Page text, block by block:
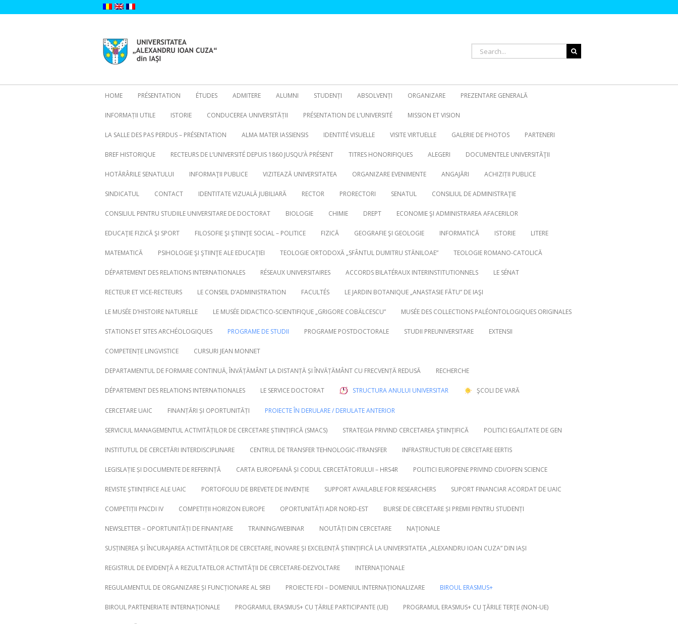
to
Search
for:
Search
HOME PRÉSENTATION ÉTUDES ADMITERE ALUMNI STUDENȚI ABSOLVENȚI ORGANIZARE PREZENTARE GENERALĂ
INFORMAȚII UTILE ISTORIE CONDUCEREA UNIVERSITĂȚII PRÉSENTATION DE L’UNIVERSITÉ MISSION ET VISION
LA SALLE DES PAS PERDUS – PRÉSENTATION ALMA MATER IASSIENSIS IDENTITÉ VISUELLE VISITE VIRTUELLE GALERIE DE PHOTOS PARTENERI
BREF HISTORIQUE RECTEURS DE L’UNIVERSITÉ DEPUIS 1860 JUSQU’À PRÉSENT TITRES HONORIFIQUES ALEGERI DOCUMENTELE UNIVERSITĂŢII
HOTĂRÂRILE SENATULUI INFORMAŢII PUBLICE VIZITEAZĂ UNIVERSITATEA ORGANIZARE EVENIMENTE ANGAJĂRI ACHIZIȚII PUBLICE
SINDICATUL CONTACT IDENTITATE VIZUALĂ JUBILIARĂ RECTOR PRORECTORI SENATUL CONSILIUL DE ADMINISTRAŢIE
CONSILIUL PENTRU STUDIILE UNIVERSITARE DE DOCTORAT BIOLOGIE CHIMIE DREPT ECONOMIE ŞI ADMINISTRAREA AFACERILOR
EDUCAŢIE FIZICĂ ŞI SPORT FILOSOFIE ŞI ŞTIINŢE SOCIAL – POLITICE FIZICĂ GEOGRAFIE ŞI GEOLOGIE INFORMATICĂ ISTORIE LITERE
MATEMATICĂ PSIHOLOGIE ŞI ŞTIINŢE ALE EDUCAŢIEI TEOLOGIE ORTODOXĂ „SFÂNTUL DUMITRU STĂNILOAE” TEOLOGIE ROMANO-CATOLICĂ
DÉPARTEMENT DES RELATIONS INTERNATIONALES RÉSEAUX UNIVERSITAIRES ACCORDS BILATÉRAUX INTERINSTITUTIONNELS LE SÉNAT
RECTEUR ET VICE-RECTEURS LE CONSEIL D’ADMINISTRATION FACULTÉS LE JARDIN BOTANIQUE „ANASTASIE FĂTU” DE IAŞI
LE MUSÉE D’HISTOIRE NATURELLE LE MUSÉE DIDACTICO-SCIENTIFIQUE „GRIGORE COBĂLCESCU” MUSÉE DES COLLECTIONS PALÉONTOLOGIQUES ORIGINALES
STATIONS ET SITES ARCHÉOLOGIQUES PROGRAME DE STUDII PROGRAME POSTDOCTORALE STUDII PREUNIVERSITARE EXTENSII
COMPETENȚE LINGVISTICE CURSURI JEAN MONNET
DEPARTAMENTUL DE FORMARE CONTINUĂ, ÎNVĂȚĂMÂNT LA DISTANȚĂ ȘI ÎNVĂȚĂMÂNT CU FRECVENȚĂ REDUSĂ RECHERCHE
DÉPARTEMENT DES RELATIONS INTERNATIONALES LE SERVICE DOCTORAT STRUCTURA ANULUI UNIVERSITAR ŞCOLI DE VARĂ
CERCETARE UAIC FINANȚĂRI ȘI OPORTUNITĂȚI PROIECTE ÎN DERULARE / DERULATE ANTERIOR
SERVICIUL MANAGEMENTUL ACTIVITĂȚILOR DE CERCETARE ȘTIINȚIFICĂ (SMACS) STRATEGIA PRIVIND CERCETAREA ŞTIINŢIFICĂ POLITICI EGALITATE DE GEN
INSTITUTUL DE CERCETĂRI INTERDISCIPLINARE CENTRUL DE TRANSFER TEHNOLOGIC-ITRANSFER INFRASTRUCTURI DE CERCETARE EERTIS
LEGISLAȚIE ȘI DOCUMENTE DE REFERINȚĂ CARTA EUROPEANĂ ȘI CODUL CERCETĂTORULUI – HRS4R POLITICI EUROPENE PRIVIND CDI/OPEN SCIENCE
REVISTE ȘTIINȚIFICE ALE UAIC PORTOFOLIU DE BREVETE DE INVENȚIE SUPPORT AVAILABLE FOR RESEARCHERS SUPORT FINANCIAR ACORDAT DE UAIC
COMPETIȚII PNCDI IV COMPETIȚII HORIZON EUROPE OPORTUNITĂȚI ADR NORD-EST BURSE DE CERCETARE ȘI PREMII PENTRU STUDENȚI
NEWSLETTER – OPORTUNITĂȚI DE FINANȚARE TRAINING/WEBINAR NOUTĂȚI DIN CERCETARE NAŢIONALE
SUSȚINEREA ȘI ÎNCURAJAREA ACTIVITĂȚILOR DE CERCETARE, INOVARE ȘI EXCELENȚĂ ȘTIINȚIFICĂ LA UNIVERSITATEA „ALEXANDRU IOAN CUZA” DIN IAȘI
REGISTRUL DE EVIDENŢĂ A REZULTATELOR ACTIVITĂŢII DE CERCETARE-DEZVOLTARE INTERNAŢIONALE
REGULAMENTUL DE ORGANIZARE ȘI FUNCȚIONARE AL SREI PROIECTE FDI – DOMENIUL INTERNAȚIONALIZARE BIROUL ERASMUS+
BIROUL PARTENERIATE INTERNAȚIONALE PROGRAMUL ERASMUS+ CU ȚĂRILE PARTICIPANTE (UE) PROGRAMUL ERASMUS+ CU ŢĂRILE TERŢE (NON-UE)